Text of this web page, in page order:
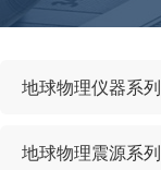
地球物理仪器系列
地球物理震源系列